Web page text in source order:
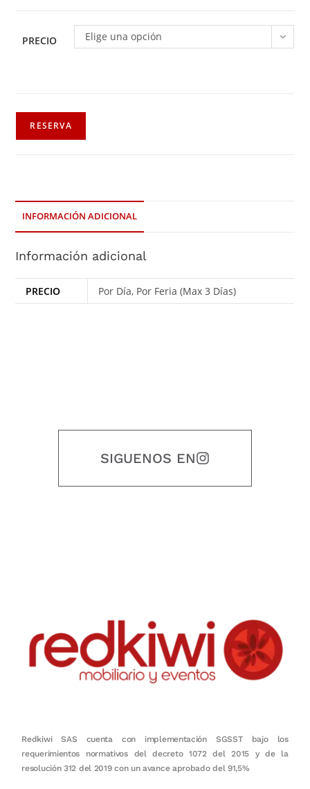
PRECIO Elige una opción
RESERVA
INFORMACIÓN ADICIONAL
Información adicional
PRECIO Por Día, Por Feria (Max 3 Días)
SIGUENOS EN
Redkiwi SAS cuenta con implementación SGSST bajo los
requerimientos normativos del decreto 1072 del 2015 y de la
resolución 312 del 2019 con un avance aprobado del 91,5%